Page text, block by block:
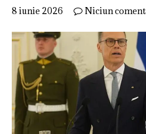
8 iunie 2026 Niciun